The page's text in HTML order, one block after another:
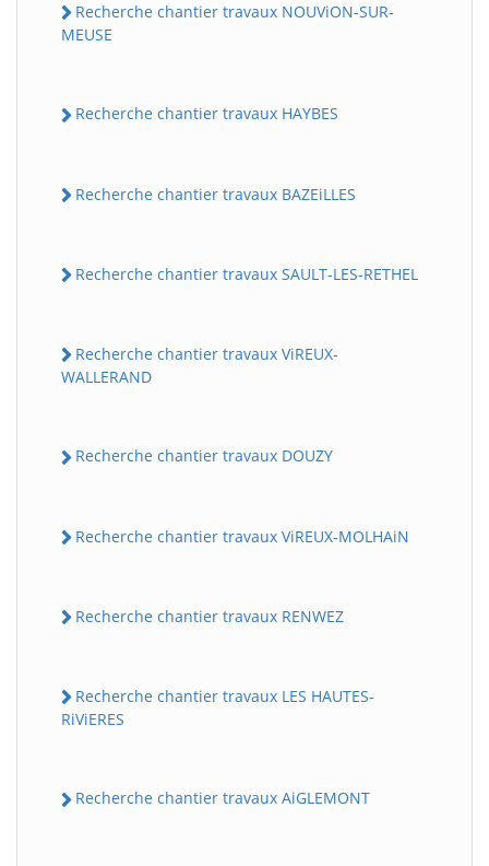
Recherche chantier travaux NOUViON-SUR-
MEUSE
Recherche chantier travaux HAYBES
Recherche chantier travaux BAZEiLLES
Recherche chantier travaux SAULT-LES-RETHEL
Recherche chantier travaux ViREUX-
WALLERAND
Recherche chantier travaux DOUZY
Recherche chantier travaux ViREUX-MOLHAiN
Recherche chantier travaux RENWEZ
Recherche chantier travaux LES HAUTES-
RiViERES
Recherche chantier travaux AiGLEMONT